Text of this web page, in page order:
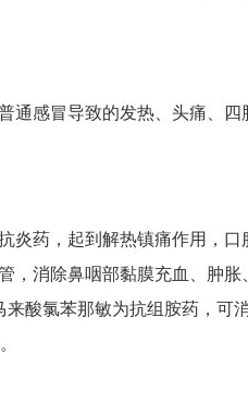
通感冒导致的发热、头痛、
炎药，起到解热镇痛作用，
，消除鼻咽部黏膜充血、肿
酸氯苯那敏为抗组胺药，可